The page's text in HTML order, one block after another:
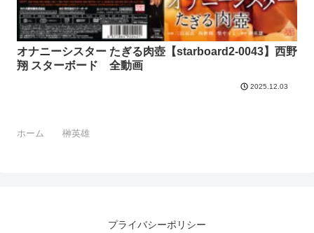
オナニーシスター たぎる肉壺【starboard2-0043】西野
翔 スターボード 全動画
2025.12.03
ホーム 榊英雄
プライバシーポリシー